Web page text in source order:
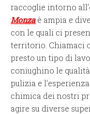
raccoglie intorno
Monzaè ampia e
con le quali ci
territorio. Chiamaci
presto un tipo di
coniughino le
pulizia e
chimica dei nostri
agire su diverse